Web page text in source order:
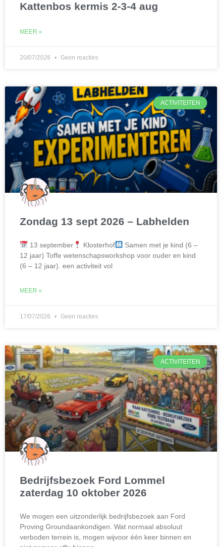
Kattenbos kermis 2-3-4 aug
MEER »
20/07/2026 Geen reacties
ACTIVITEITEN
Zondag 13 sept 2026 – Labhelden
13 september Klosterhof
Samen met je kind (6 –
12 jaar) Toffe wetenschapsworkshop voor ouder en kind
(6 – 12 jaar). een activiteit vol
MEER »
17/07/2026 Geen reacties
ACTIVITEITEN
Bedrijfsbezoek Ford Lommel
zaterdag 10 oktober 2026
We mogen een uitzonderlijk bedrijfsbezoek aan Ford
Proving Groundaankondigen. Wat normaal absoluut
verboden terrein is, mogen wijvoor één keer binnen en